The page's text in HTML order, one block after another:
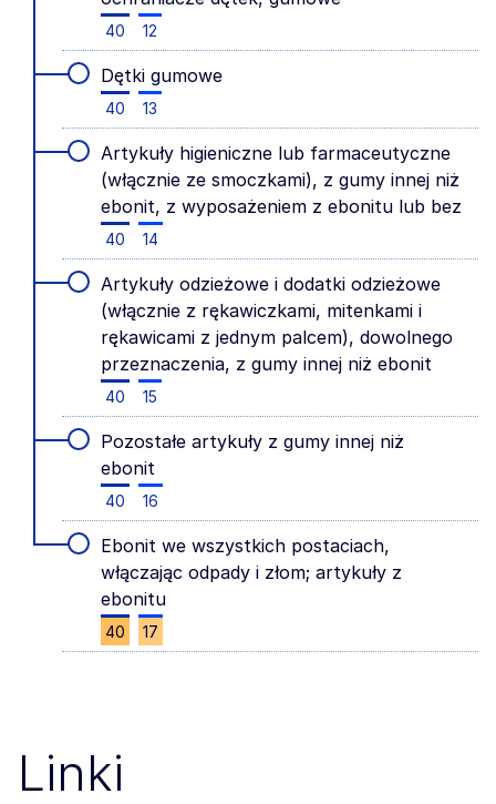
40 12
Dętki gumowe
40 13
Artykuły higieniczne lub farmaceutyczne
(włącznie ze smoczkami), z gumy innej niż
ebonit, z wyposażeniem z ebonitu lub bez
40 14
Artykuły odzieżowe i dodatki odzieżowe
(włącznie z rękawiczkami, mitenkami i
rękawicami z jednym palcem), dowolnego
przeznaczenia, z gumy innej niż ebonit
40 15
Pozostałe artykuły z gumy innej niż
ebonit
40 16
Ebonit we wszystkich postaciach,
włączając odpady i złom; artykuły z
ebonitu
40 17
Linki